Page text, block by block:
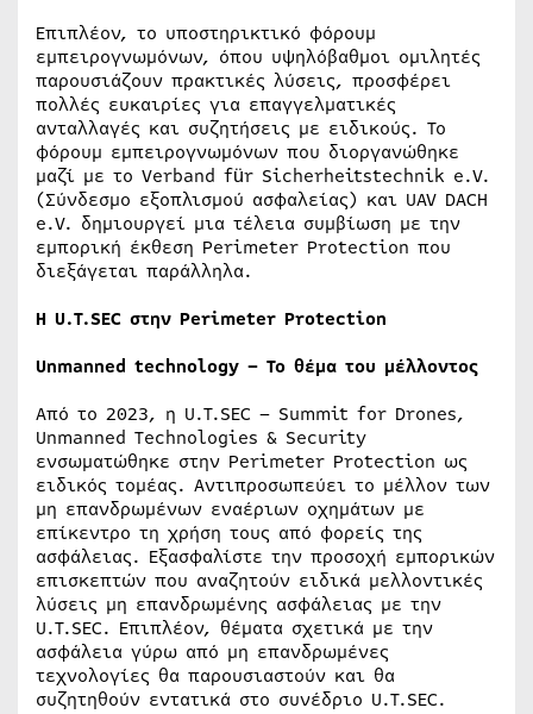
Επιπλέον, το υποστηρικτικό φόρουμ
εμπειρογνωμόνων, όπου υψηλόβαθμοι ομιλητές
παρουσιάζουν πρακτικές λύσεις, προσφέρει
πολλές ευκαιρίες για επαγγελματικές
ανταλλαγές και συζητήσεις με ειδικούς. Το
φόρουμ εμπειρογνωμόνων που διοργανώθηκε
μαζί με το Verband für Sicherheitstechnik e.V.
(Σύνδεσμο εξοπλισμού ασφαλείας) και UAV DACH
e.V. δημιουργεί μια τέλεια συμβίωση με την
εμπορική έκθεση Perimeter Protection που
διεξάγεται παράλληλα.
Η U.T.SEC στην Perimeter Protection
Unmanned technology – Το θέμα του μέλλοντος
Από το 2023, η U.T.SEC – Summit for Drones,
Unmanned Technologies & Security
ενσωματώθηκε στην Perimeter Protection ως
ειδικός τομέας. Αντιπροσωπεύει το μέλλον των
μη επανδρωμένων εναέριων οχημάτων με
επίκεντρο τη χρήση τους από φορείς της
ασφάλειας. Εξασφαλίστε την προσοχή εμπορικών
επισκεπτών που αναζητούν ειδικά μελλοντικές
λύσεις μη επανδρωμένης ασφάλειας με την
U.T.SEC. Επιπλέον, θέματα σχετικά με την
ασφάλεια γύρω από μη επανδρωμένες
τεχνολογίες θα παρουσιαστούν και θα
συζητηθούν εντατικά στο συνέδριο U.T.SEC.